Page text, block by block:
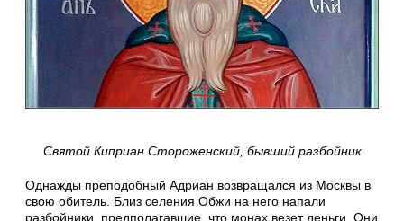
Святой Киприан Стороженский, бывший разбойник
Однажды преподобный Адриан возвращался из Москвы в
свою обитель. Близ селения Обжи на него напали
разбойники, предполагавшие, что монах везет деньги. Они